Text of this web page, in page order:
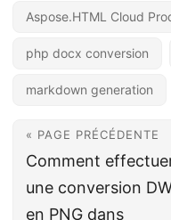
Aspose.HTML Cloud
php docx conversion
markdown generation
« PAGE PRÉCÉDENTE
Comment
une conversion
en PNG dans